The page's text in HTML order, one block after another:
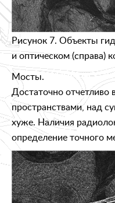
Рисунок 7. Объекты
и оптическом (справа)
Мосты.
Достаточно
пространствами, над
хуже. Наличия
определение точного